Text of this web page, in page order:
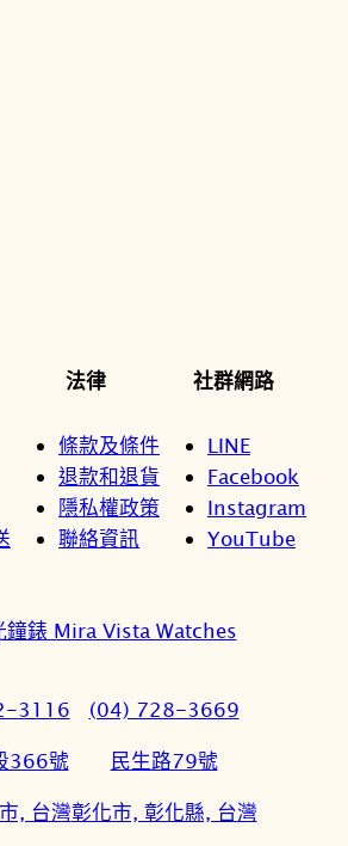
法律
條款及條件
退款和退貨
隱私權政策
聯絡資訊
社群網路
LINE
Facebook
Instagram
YouTube
鐘錶 Mira Vista Watches
3116
366號
, 台灣
(04) 728-3669
民生路79號
彰化市, 彰化縣, 台灣